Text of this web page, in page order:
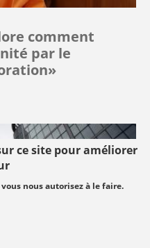
ce site pour améliorer
nous autorisez à le faire.
comment
par le